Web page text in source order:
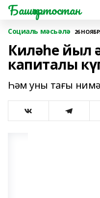
Башҡортостан
Социаль мәсьәлә 26
Киләһе йыл
капиталы
Һәм уны тағы